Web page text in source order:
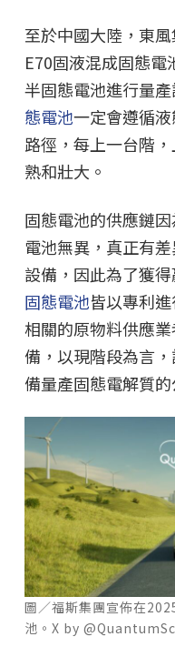
至於中國大陸，東
E70固液混成固態
半固態電池進行量
態電池一定會遵循
路徑，每上一台階
熟和壯大。
固態電池的供應鏈
電池無異，真正有
設備，因此為了獲
固態電池皆以專利
相關的原物料供應
備，以現階段為言
備量產固態電解質
圖／福斯集團宣佈在
池。X by